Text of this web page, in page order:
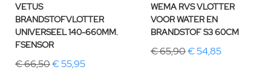
VETUS
BRANDSTOFVLOTTER
UNIVERSEEL 140-660MM.
FSENSOR
€ 66,50€ 55,95
WEMA RVS VLOTTER
VOOR WATER EN
BRANDSTOF S3 60CM
€ 65,90€ 54,85